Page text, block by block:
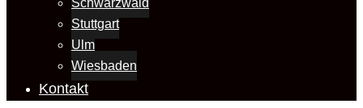
Schwarzwald
Stuttgart
Ulm
Wiesbaden
Kontakt